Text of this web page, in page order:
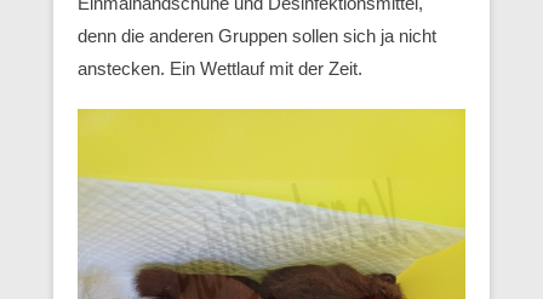
denn die anderen Gruppen sollen sich ja nicht
anstecken. Ein Wettlauf mit der Zeit.